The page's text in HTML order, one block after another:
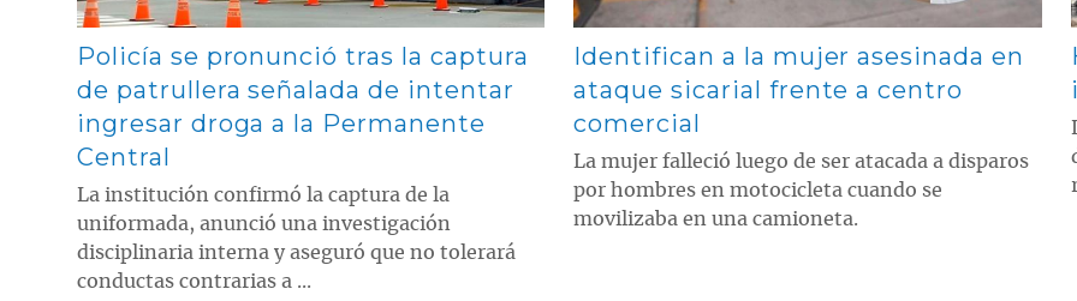
Policía se pronunció tras la captura
de patrullera señalada de intentar
ingresar droga a la Permanente
Central
La institución confirmó la captura de la
uniformada, anunció una investigación
disciplinaria interna y aseguró que no tolerará
conductas contrarias a ...
Identifican a la mujer asesinada en
ataque sicarial frente a centro
comercial
La mujer falleció luego de ser atacada a disparos
por hombres en motocicleta cuando se
movilizaba en una camioneta.